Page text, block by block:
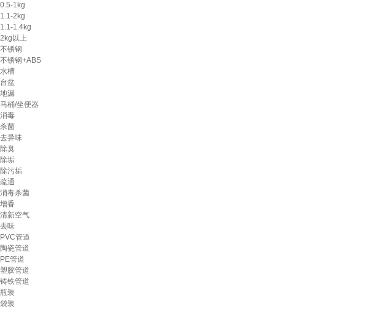
0.5-1kg
1.1-2kg
1.1-1.4kg
2kg以上
不锈钢
不锈钢+ABS
水槽
台盆
地漏
马桶/坐便器
消毒
杀菌
去异味
除臭
除垢
除污垢
疏通
消毒杀菌
增香
清新空气
去味
PVC管道
陶瓷管道
PE管道
塑胶管道
铸铁管道
瓶装
袋装